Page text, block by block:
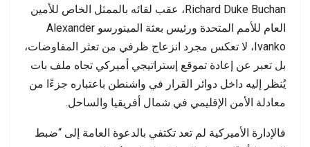
Richard Duke Buchan، عقب لقائه بالممثل الخاص للأمين
العام للأمم المتحدة ورئيس بعثة المينورسو Alexander
Ivanko، لا تعكس مجرد انزعاج ظرفي من تعثر المفاوضات،
بل تعبر عن إعادة تموقع إستراتيجي أميركي تجاه ملف بات
يُنظر إليه داخل دوائر القرار في واشنطن باعتباره جزءًا من
معادلة الأمن الإقليمي في شمال أفريقيا والساحل.
فالإدارة الأميركية لم تعد تكتفي بالدعوة العامة إلى “ضبط